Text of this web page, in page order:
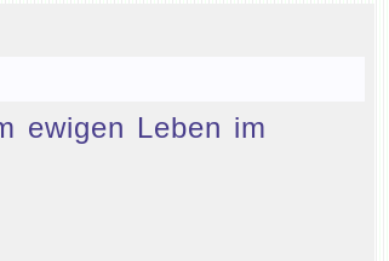
ewigen Leben im